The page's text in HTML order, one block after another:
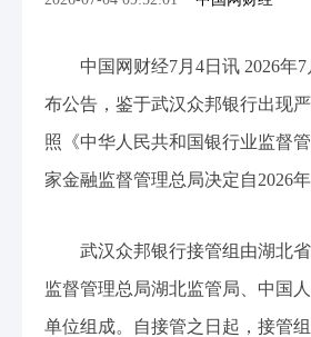
中国网财经7月4日讯 2026年
布公告，鉴于武汉众邦银行出现
照《中华人民共和国银行业监督
家金融监督管理总局决定自2026
武汉众邦银行接管组由湖北
监督管理总局湖北监管局、中国
单位组成。自接管之日起，接管